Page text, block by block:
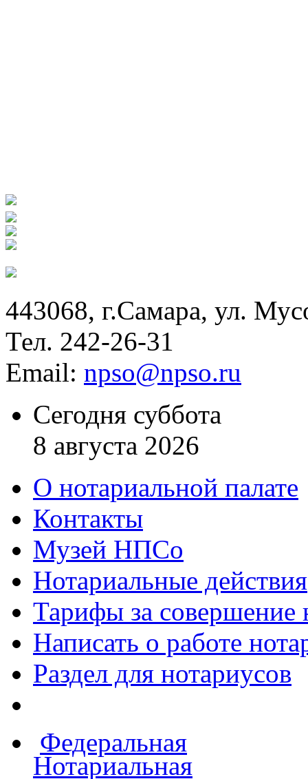
443068, г.Самара, ул.
Тел. 242-26-31
Email: npso@npso.ru
Сегодня суббота
8 августа 2026
О нотариальной палате
Контакты
Музей НПСо
Нотариальные действия
Тарифы за совершение
Написать о работе
Раздел для нотариусов
Федеральная
Нотариальная